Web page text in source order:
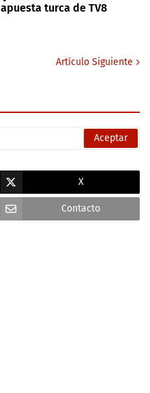
apuesta turca de TV8
Artículo Siguiente
X
Contacto